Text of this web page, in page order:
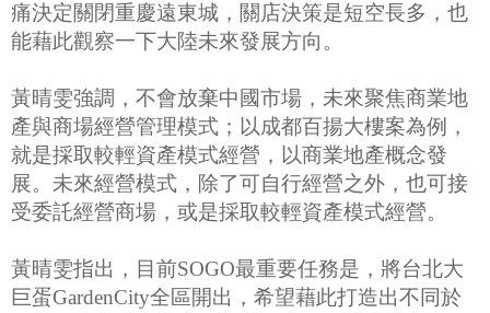
痛決定關閉重慶遠東城，關店決策是短空長多，也
能藉此觀察一下大陸未來發展方向。
黃晴雯強調，不會放棄中國市場，未來聚焦商業地
產與商場經營管理模式；以成都百揚大樓案為例，
就是採取較輕資產模式經營，以商業地產概念發
展。未來經營模式，除了可自行經營之外，也可接
受委託經營商場，或是採取較輕資產模式經營。
黃晴雯指出，目前SOGO最重要任務是，將台北大
巨蛋GardenCity全區開出，希望藉此打造出不同於